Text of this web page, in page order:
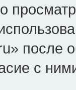
после
с